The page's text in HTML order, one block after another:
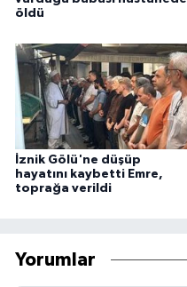
öldü
İznik Gölü'ne düşüp
hayatını kaybetti Emre,
toprağa verildi
Yorumlar